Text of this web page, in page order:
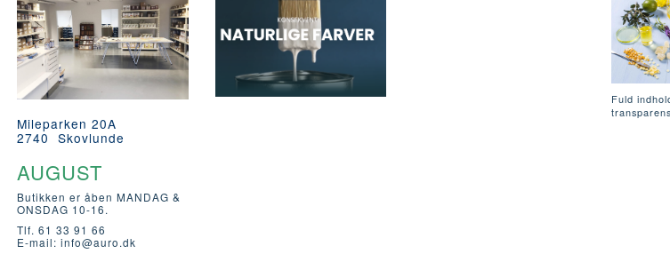
Mileparken 20A
2740 Skovlunde
AUGUST
Butikken er åben MANDAG &
ONSDAG 10-16.
Tlf. 61 33 91 66
E-mail: info@auro.dk
Fuld
transparens